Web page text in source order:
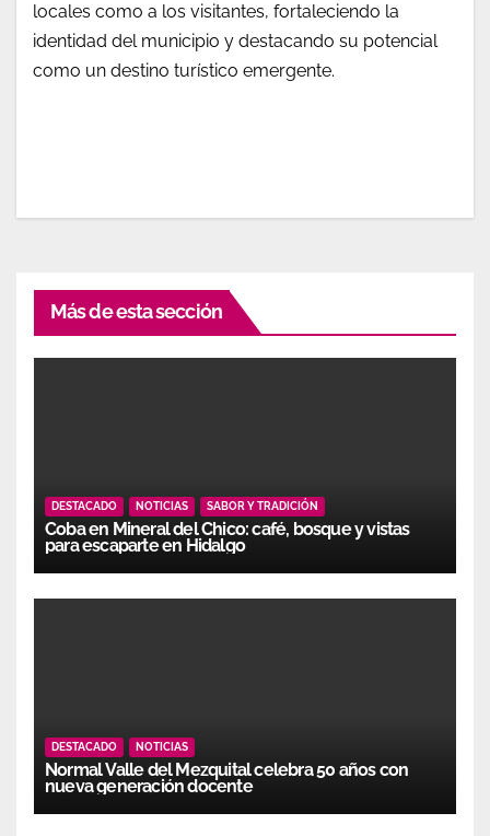
locales como a los visitantes, fortaleciendo la
identidad del municipio y destacando su potencial
como un destino turístico emergente.
Más de esta sección
DESTACADO NOTICIAS SABOR Y TRADICIÓN
Coba en Mineral del Chico: café, bosque y vistas
para escaparte en Hidalgo
DESTACADO NOTICIAS
Normal Valle del Mezquital celebra 50 años con
nueva generación docente